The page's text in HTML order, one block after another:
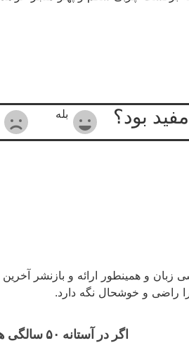
بود؟ بله
زبان و همینطور ارائه و بازنشر
را راضی و خوشحال نگه دارد.
اگر در